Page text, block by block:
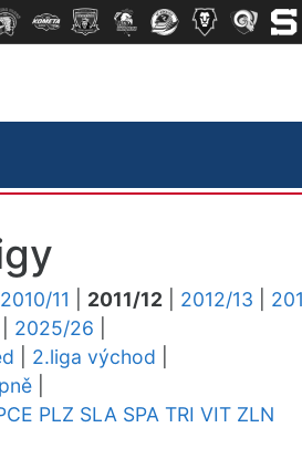
2010/11 2011/12 2012/13
2025/26
2.liga východ
PLZ SLA SPA TRI VIT ZLN